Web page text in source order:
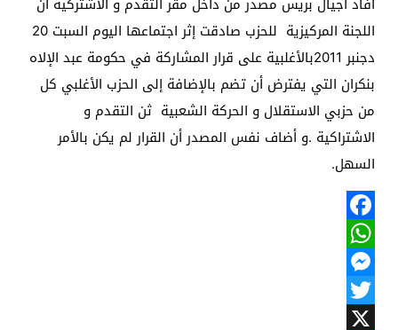
اللجنة المركيزية للحزب صادقت إثر اجتماعها اليوم السبت 20
دجنبر 2011بالأغلبية على قرار المشاركة في حكومة عبد الإلاه
بنكران التي يفترض أن تضم بالإضافة إلى الحزب الأغلبي كل
من حزبي الاستقلال و الحركة الشعبية ثن التقدم و
الاشتراكية .و أضاف نفس المصدر أن القرار لم يكن بالأمر
السهل.
Facebook
WhatsApp
Messenger
Twitter